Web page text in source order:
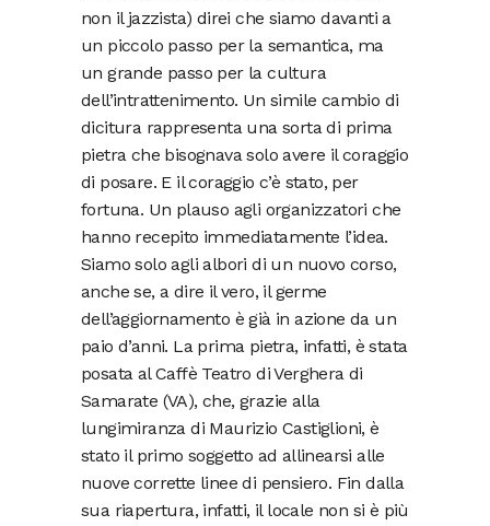
non il jazzista) direi che siamo davanti a
un piccolo passo per la semantica, ma
un grande passo per la cultura
dell’intrattenimento. Un simile cambio di
dicitura rappresenta una sorta di prima
pietra che bisognava solo avere il coraggio
di posare. E il coraggio c’è stato, per
fortuna. Un plauso agli organizzatori che
hanno recepito immediatamente l’idea.
Siamo solo agli albori di un nuovo corso,
anche se, a dire il vero, il germe
dell’aggiornamento è già in azione da un
paio d’anni. La prima pietra, infatti, è stata
posata al Caffè Teatro di Verghera di
Samarate (VA), che, grazie alla
lungimiranza di Maurizio Castiglioni, è
stato il primo soggetto ad allinearsi alle
nuove corrette linee di pensiero. Fin dalla
sua riapertura, infatti, il locale non si è più